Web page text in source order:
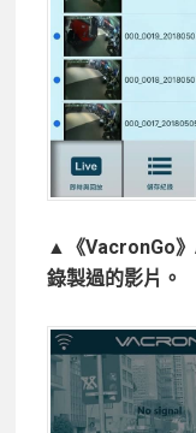
▲《VacronGo》
錄製過的影片。